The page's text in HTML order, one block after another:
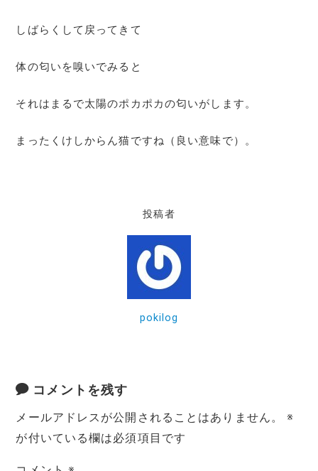
しばらくして戻ってきて
体の匂いを嗅いでみると
それはまるで太陽のポカポカの匂いがします。
まったくけしからん猫ですね（良い意味で）。
投稿者
pokilog
コメントを残す
メールアドレスが公開されることはありません。
※
が付いている欄は必須項目です